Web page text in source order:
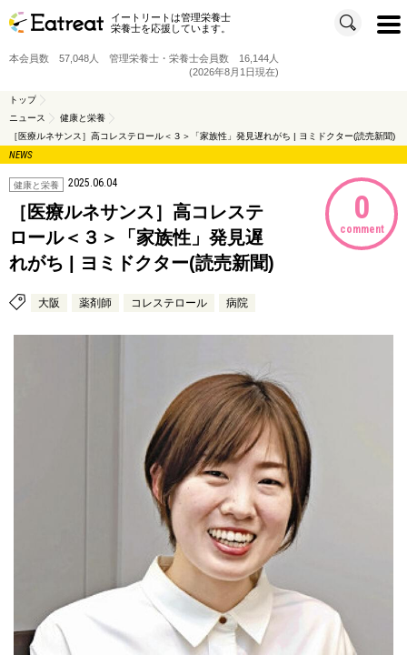
イートリートは管理栄養士
栄養士を応援しています。
t
o
t
i
本会員数 57,048人 管理栄養士・栄養士会員数 16,144人
(2026年8月1日現在)
トップ
ニュース
健康と栄養
［医療ルネサンス］高コレステロール＜３＞「家族性」発見遅れがち | ヨミドクター(読売新聞)
NEWS
健康と栄養 2025.06.04
［医療ルネサンス］高コレステ
ロール＜３＞「家族性」発見遅
れがち | ヨミドクター(読売新聞)
大阪 薬剤師 コレステロール 病院
0
comment